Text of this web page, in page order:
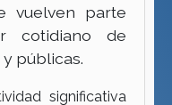
vuelven parte
cotidiano de
públicas.
significativa